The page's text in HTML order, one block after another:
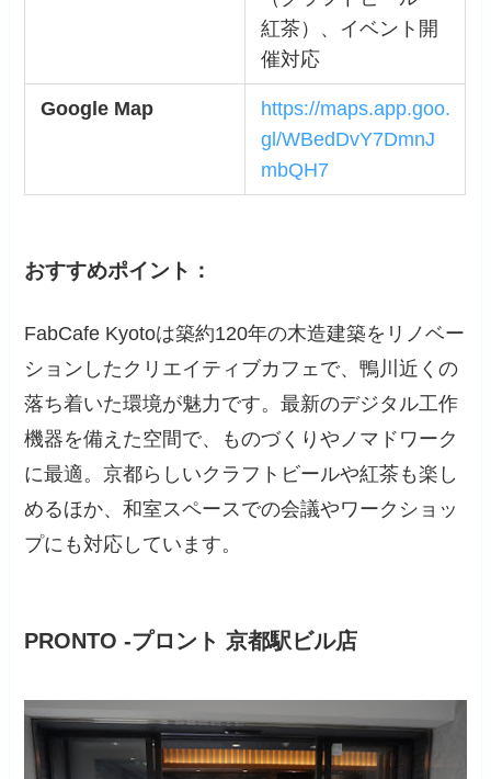
紅茶）、イベント開
催対応
Google Map
https://maps.app.goo.
gl/WBedDvY7DmnJ
mbQH7
おすすめポイント：
FabCafe Kyotoは築約120年の木造建築をリノベー
ションしたクリエイティブカフェで、鴨川近くの
落ち着いた環境が魅力です。最新のデジタル工作
機器を備えた空間で、ものづくりやノマドワーク
に最適。京都らしいクラフトビールや紅茶も楽し
めるほか、和室スペースでの会議やワークショッ
プにも対応しています。
PRONTO -プロント 京都駅ビル店